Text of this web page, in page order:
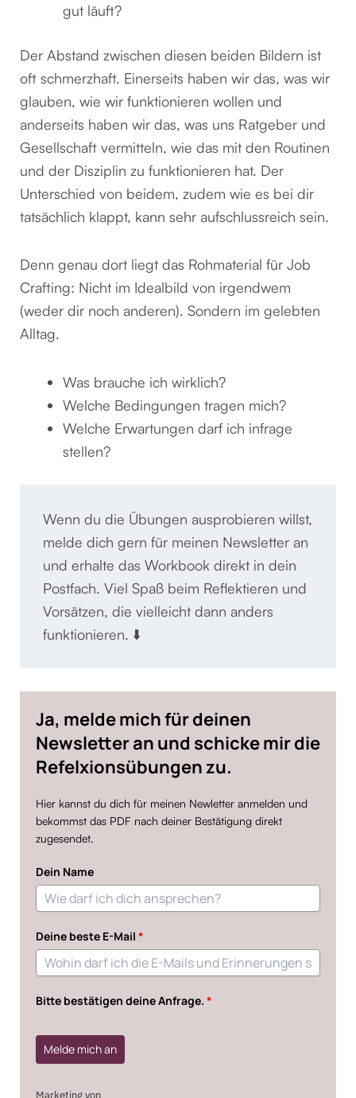
gut läuft?
Der Abstand zwischen diesen beiden Bildern ist
oft schmerzhaft. Einerseits haben wir das, was wir
glauben, wie wir funktionieren wollen und
anderseits haben wir das, was uns Ratgeber und
Gesellschaft vermitteln, wie das mit den Routinen
und der Disziplin zu funktionieren hat. Der
Unterschied von beidem, zudem wie es bei dir
tatsächlich klappt, kann sehr aufschlussreich sein.
Denn genau dort liegt das Rohmaterial für Job
Crafting: Nicht im Idealbild von irgendwem
(weder dir noch anderen). Sondern im gelebten
Alltag.
Was brauche ich wirklich?
Welche Bedingungen tragen mich?
Welche Erwartungen darf ich infrage
stellen?
Wenn du die Übungen ausprobieren willst,
melde dich gern für meinen Newsletter an
und erhalte das Workbook direkt in dein
Postfach. Viel Spaß beim Reflektieren und
Vorsätzen, die vielleicht dann anders
funktionieren. ⬇️
Ja, melde mich für deinen
Newsletter an und schicke mir die
Refelxionsübungen zu.
Hier kannst du dich für meinen Newletter anmelden und
bekommst das PDF nach deiner Bestätigung direkt
zugesendet.
Dein Name
Deine beste E-Mail *
Bitte bestätigen deine Anfrage. *
Melde mich an